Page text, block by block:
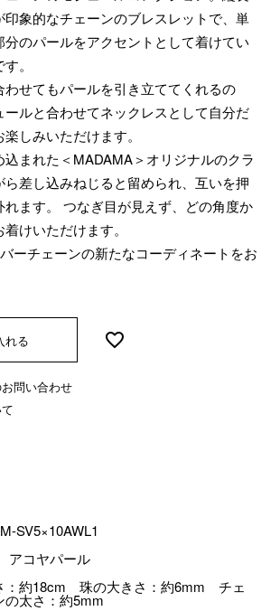
象的なチェーンのブレスレットで、単
のパールをアクセントとして着けてい
。
わせてもパールを引き立ててくれるの
ールと合わせてネックレスとして自分だ
しみいただけます。
まれた＜MADAMA＞オリジナルのクラ
ら差し込みねじると留められ、互いを押
れます。 つなぎ目が見えず、どの角度か
けいただけます。
ーチェーンの新たなコーディネートをお
れる
問い合わせ
SV5×10AWL1
コヤパール
：約18cm 珠の大きさ：約6mm チェ
の太さ：約5mm